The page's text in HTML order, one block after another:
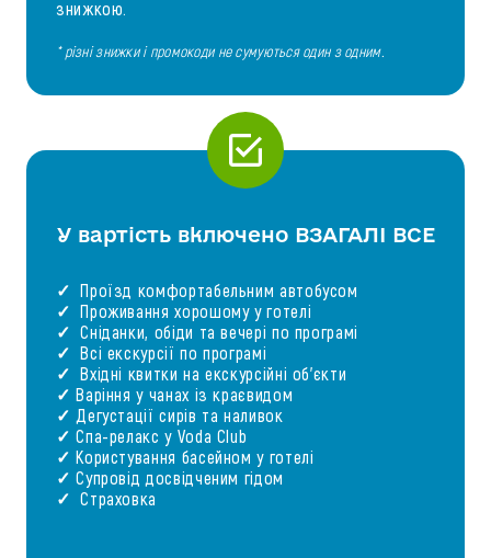
знижкою.
* різні знижки і промокоди не сумуються один з одним.
У вартість включено ВЗАГАЛІ ВСЕ
✓ Проїзд комфортабельним автобусом
✓ Проживання хорошому у готелі
✓ Сніданки, обіди та вечері по програмі
✓ Всі екскурсії по програмі
✓ Вхідні квитки на екскурсійні об'єкти
✓ Варіння у чанах із краєвидом
✓ Дегустації сирів та наливок
✓ Спа-релакс у Voda Club
✓ Користування басейном у готелі
✓ Супровід досвідченим гідом
✓ Страховка